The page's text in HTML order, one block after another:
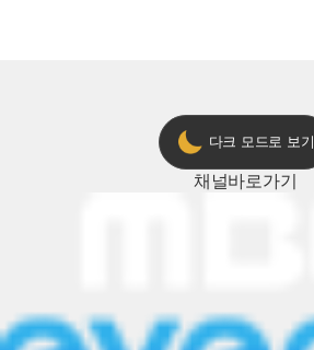
다크 모드로 보기
채널바로가기